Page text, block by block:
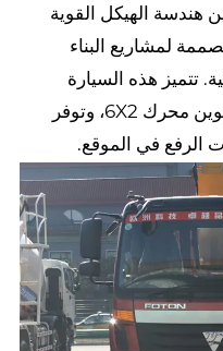
هندسة الهيكل القوية
لمشاريع البناء
تتميز هذه السيارة
بمحرك قوي بقوة 210 حصان وتكوين محرك 6X2، وتوفر
الرفع في الموقع.